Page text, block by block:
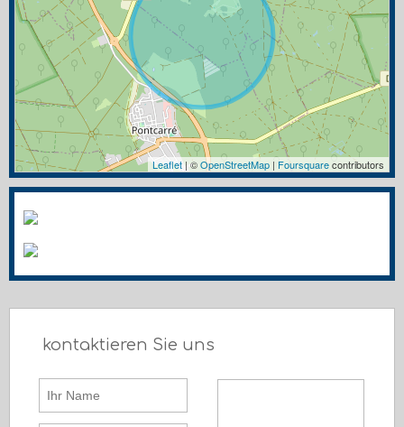
Leaflet | ©OpenStreetMap | Foursquarecontributors
kontaktieren Sie uns